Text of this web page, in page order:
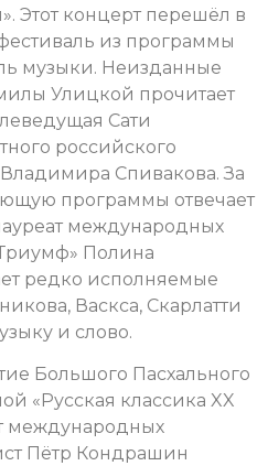
Этот концерт перешёл в
из программы
музыки. Неизданные
Улицкой прочитает
Сати
российского
Спивакова. За
программы отвечает
международных
Полина
редко исполняемые
Васкса, Скарлатти
и слово.
Большого Пасхального
«Русская классика XX
международных
Пётр Кондрашин